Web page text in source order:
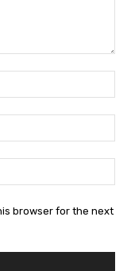
browser for the next